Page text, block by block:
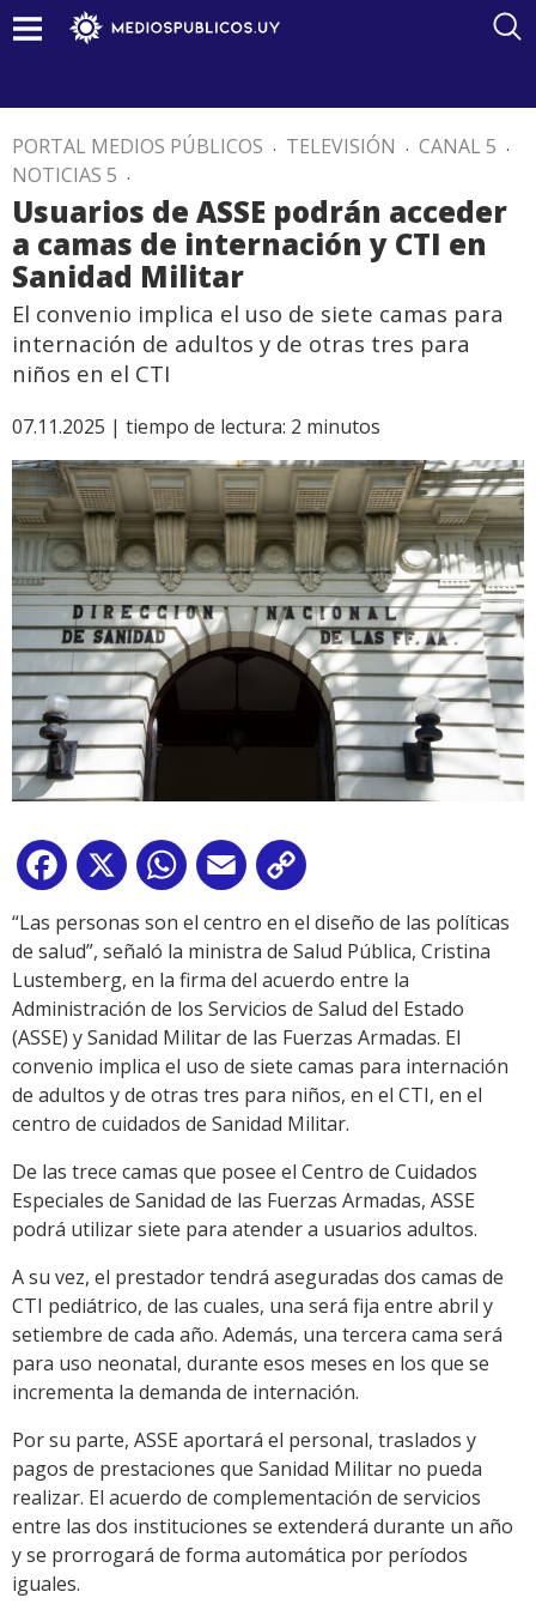
PORTAL MEDIOS PÚBLICOS . TELEVISIÓN . CANAL 5 .
NOTICIAS 5 .
Usuarios de ASSE podrán acceder
a camas de internación y CTI en
Sanidad Militar
El convenio implica el uso de siete camas para
internación de adultos y de otras tres para
niños en el CTI
07.11.2025 | tiempo de lectura: 2 minutos
Facebook
X WhatsApp
Email
Link
“Las personas son el centro en el diseño de las políticas
de salud”, señaló la ministra de Salud Pública, Cristina
Lustemberg, en la firma del acuerdo entre la
Administración de los Servicios de Salud del Estado
(ASSE) y Sanidad Militar de las Fuerzas Armadas. El
convenio implica el uso de siete camas para internación
de adultos y de otras tres para niños, en el CTI, en el
centro de cuidados de Sanidad Militar.
De las trece camas que posee el Centro de Cuidados
Especiales de Sanidad de las Fuerzas Armadas, ASSE
podrá utilizar siete para atender a usuarios adultos.
A su vez, el prestador tendrá aseguradas dos camas de
CTI pediátrico, de las cuales, una será fija entre abril y
setiembre de cada año. Además, una tercera cama será
para uso neonatal, durante esos meses en los que se
incrementa la demanda de internación.
Por su parte, ASSE aportará el personal, traslados y
pagos de prestaciones que Sanidad Militar no pueda
realizar. El acuerdo de complementación de servicios
entre las dos instituciones se extenderá durante un año
y se prorrogará de forma automática por períodos
iguales.